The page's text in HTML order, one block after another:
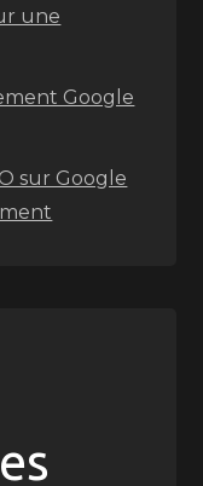
une
Google
sur Google